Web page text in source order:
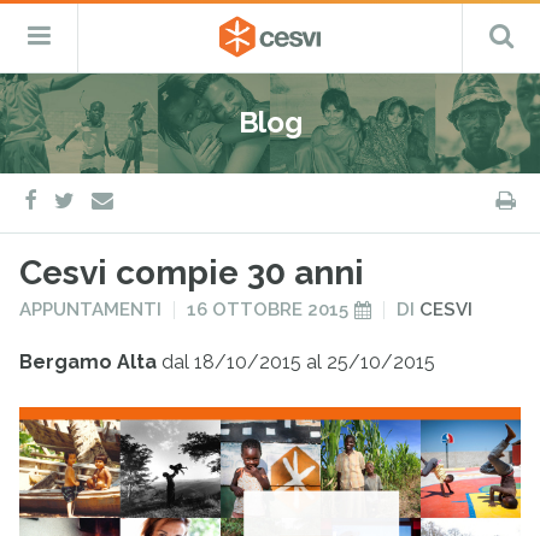
Salta
al
contenuto
CESVI
Fondazione
–
ETS
Cooperazione,
Emergenza
e
Sviluppo
Menu
Blog
facebook
twitter
e-
mail
Cesvi compie 30 anni
PUBBLICATO
APPUNTAMENTI
PUBBLICATO
16 OTTOBRE 2015 DI CESVI
Bergamo Alta dal 18/10/2015 al 25/10/2015